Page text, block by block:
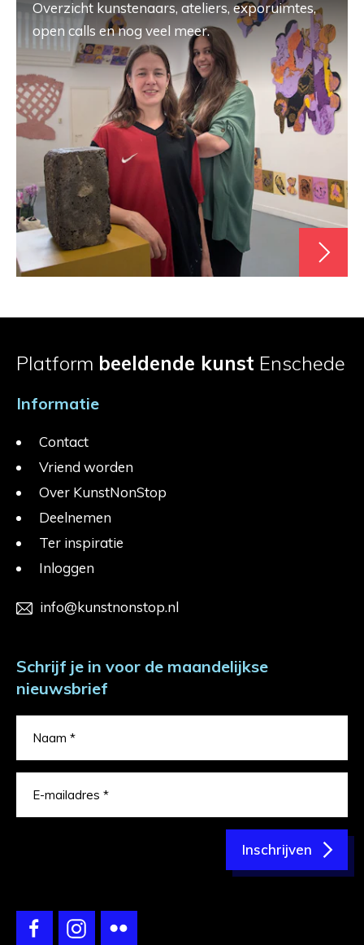
Overzicht kunstenaars, ateliers, exporuimtes,
open calls en nog veel meer.
Platform beeldende kunst Enschede
Informatie
Contact
Vriend worden
Over KunstNonStop
Deelnemen
Ter inspiratie
Inloggen
info@kunstnonstop.nl
Schrijf je in voor de maandelijkse
nieuwsbrief
Inschrijven